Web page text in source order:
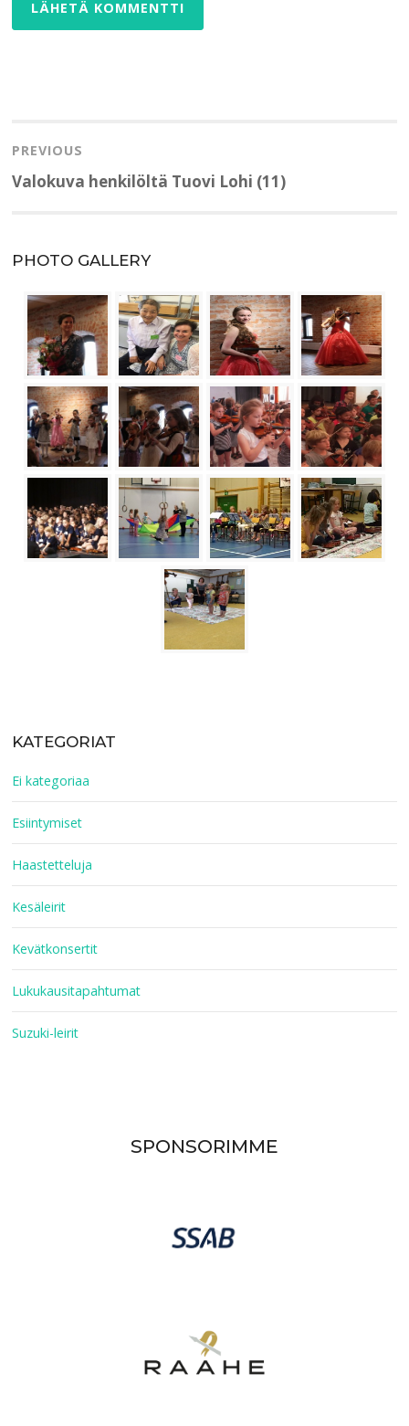
selaus
PREVIOUS
Previous
Valokuva henkilöltä Tuovi Lohi (11)
PHOTO GALLERY
KATEGORIAT
Ei kategoriaa
Esiintymiset
Haastetteluja
Kesäleirit
Kevätkonsertit
Lukukausitapahtumat
Suzuki-leirit
SPONSORIMME